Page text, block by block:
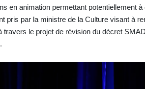
en animation permettant potentiellement
pris par la ministre de la Culture visant à
travers le projet de révision du décret